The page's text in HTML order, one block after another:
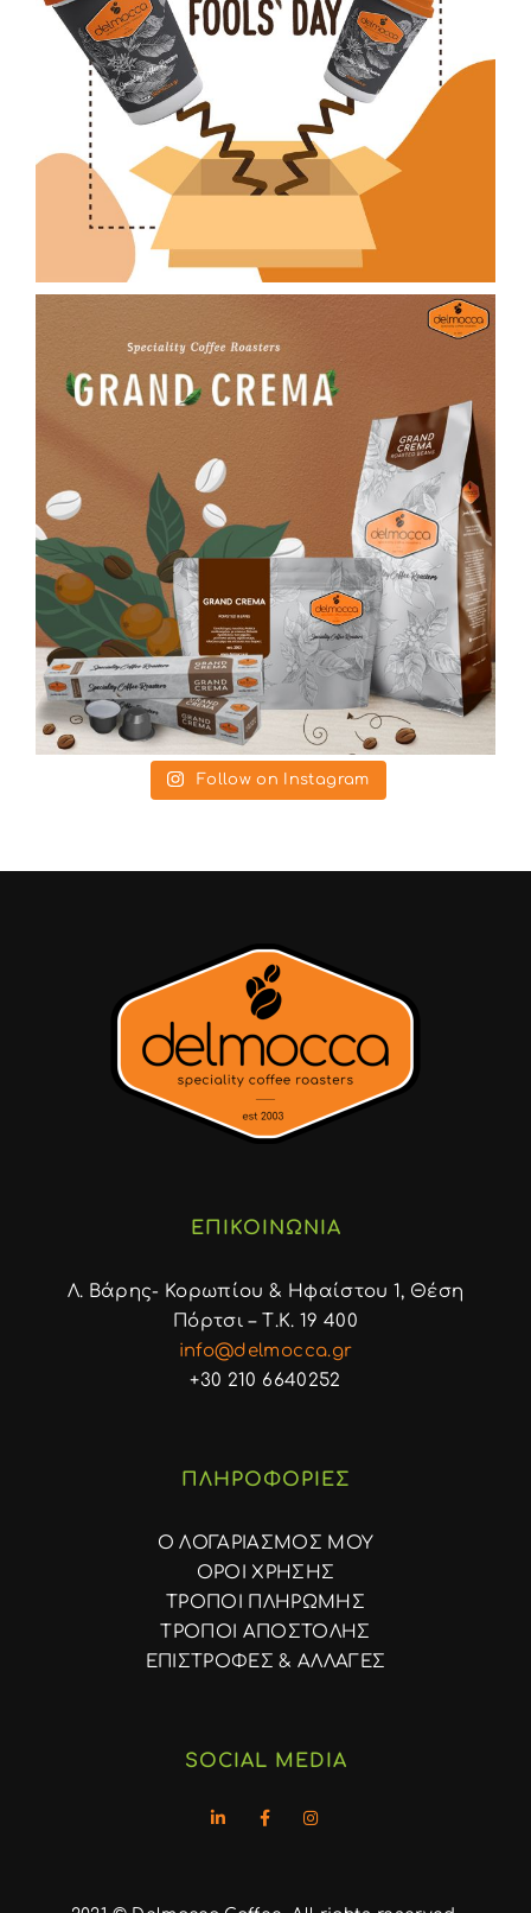
Follow on Instagram
ΕΠΙΚΟΙΝΩΝΙΑ
Λ. Βάρης- Κορωπίου & Ηφαίστου 1, Θέση
Πόρτσι – Τ.Κ. 19 400
info@delmocca.gr
+30 210 6640252
ΠΛΗΡΟΦΟΡΙΕΣ
Ο ΛΟΓΑΡΙΑΣΜΟΣ ΜΟΥ
ΟΡΟΙ ΧΡΗΣΗΣ
ΤΡΟΠΟΙ ΠΛΗΡΩΜΗΣ
ΤΡΟΠΟΙ ΑΠΟΣΤΟΛΗΣ
ΕΠΙΣΤΡΟΦΕΣ & ΑΛΛΑΓΕΣ
SOCIAL MEDIA